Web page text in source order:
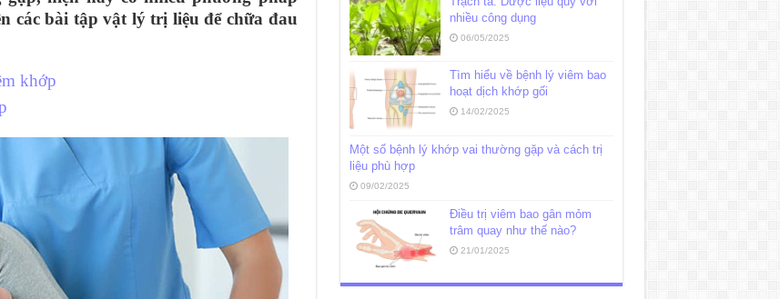
các bài tập vật lý trị liệu để chữa đau
khớp
nhiều công dụng
06/05/2025
Tìm hiểu về bệnh lý viêm bao
hoạt dịch khớp gối
14/02/2025
Một số bệnh lý khớp vai thường gặp và cách trị
liệu phù hợp
09/02/2025
Điều trị viêm bao gân mỏm
trâm quay như thế nào?
21/01/2025